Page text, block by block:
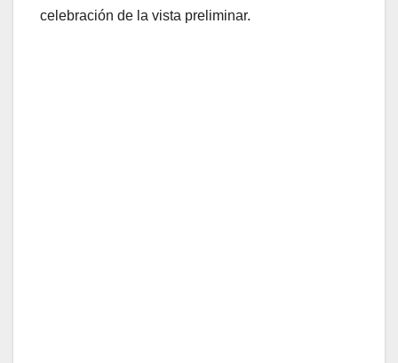
celebración de la vista preliminar.